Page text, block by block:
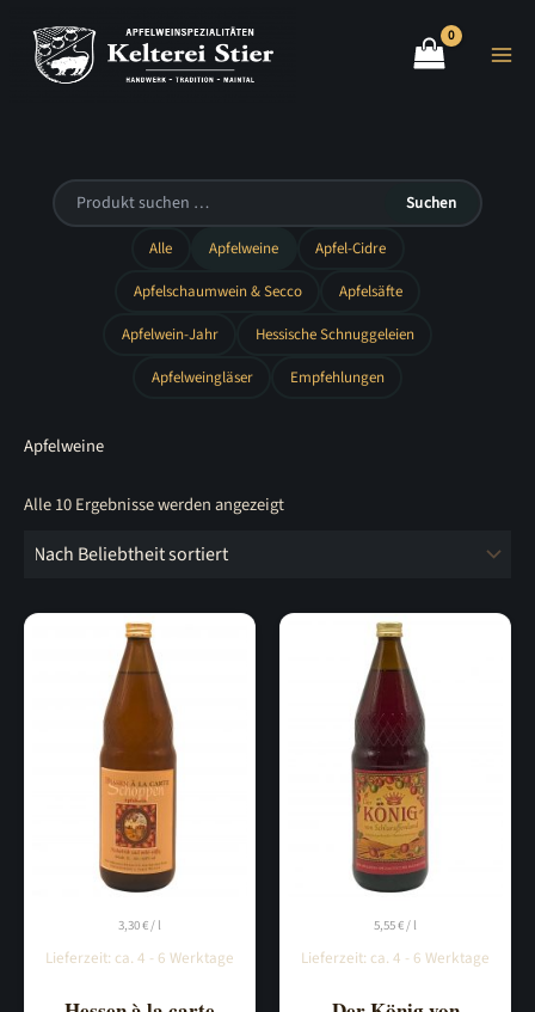
Inhalt
springen
Suchen
Alle Apfelweine
Apfel-Cidre
Apfelschaumwein & Secco
Apfelsäfte
Apfelwein-Jahr
Hessische Schnuggeleien
Apfelweingläser
Empfehlungen
Apfelweine
Alle 10 Ergebnisse werden angezeigtNach
3,30€/ l
Lieferzeit: ca. 4 - 6 Werktage
5,55€/ l
Lieferzeit: ca. 4 - 6 Werktage